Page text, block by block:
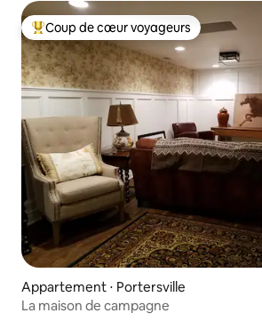
Coups de cœur voyageurs les plus
Coup de cœur voyageurs
Appartement ⋅ Portersville
La maison de campagne